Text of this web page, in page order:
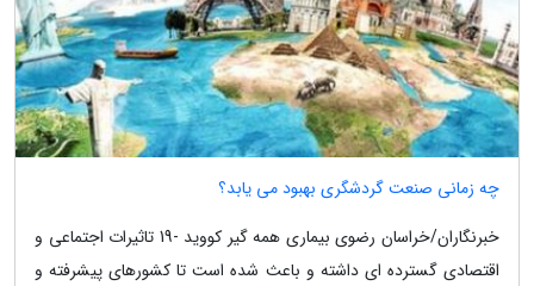
چه زمانی صنعت گردشگری بهبود می یابد؟
خبرنگاران/خراسان رضوی بیماری همه گیر کووید -19 تاثیرات اجتماعی و
اقتصادی گسترده ای داشته و باعث شده است تا کشورهای پیشرفته و